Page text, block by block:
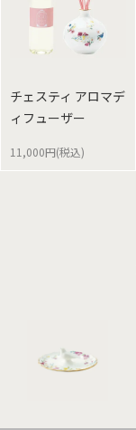
チェスティ アロマデ
ィフューザー
11,000円(税込)